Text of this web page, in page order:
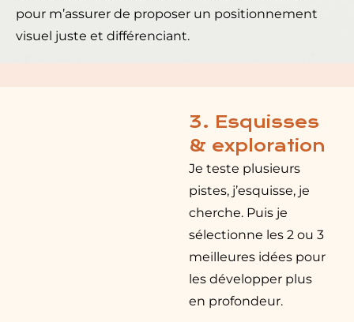
pour m’assurer de proposer un positionnement
visuel juste et différenciant.
3. Esquisses
& exploration
Je teste plusieurs
pistes, j’esquisse, je
cherche. Puis je
sélectionne les 2 ou 3
meilleures idées pour
les développer plus
en profondeur.